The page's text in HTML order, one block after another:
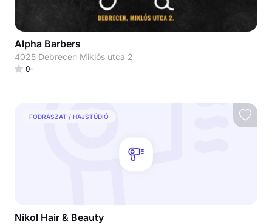
Alpha Barbers
4025 Debrecen Miklós utca 2
0
FODRÁSZAT / HAJSTÚDIÓ
Nikol Hair & Beauty